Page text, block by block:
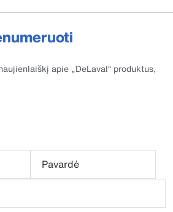
apie „DeLaval“ produktus,
Pavardė